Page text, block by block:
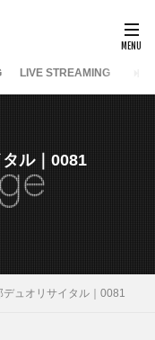
LIVE STREAMING
ル｜0081
ュオリサイタル｜0081